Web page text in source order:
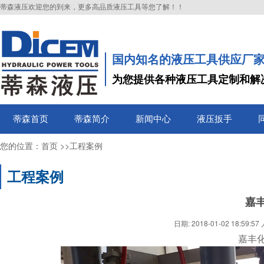
蒂森液压欢迎您的到来，更多高品质液压工具等您了解！！
国内知名的液压工具供应厂
为您提供各种液压工具定制和解
蒂森首页 蒂森简介 新闻中心 液压扳手
您的位置： 首页 >>工程案例
工程案例
嘉
日期:2018-01-02 18:59:57
嘉丰化